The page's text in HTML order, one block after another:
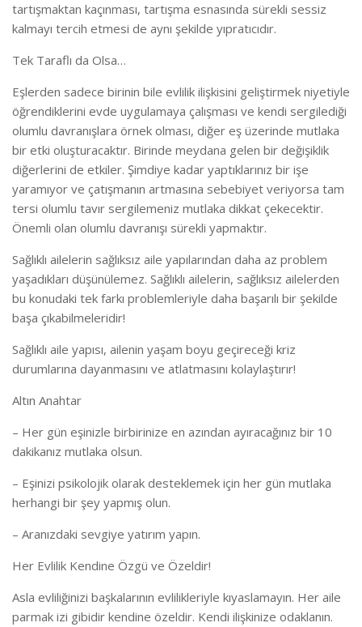
tartışmaktan kaçınması, tartışma esnasında sürekli sessiz
kalmayı tercih etmesi de aynı şekilde yıpratıcıdır.
Tek Taraflı da Olsa…
Eşlerden sadece birinin bile evlilik ilişkisini geliştirmek niyetiyle
öğrendiklerini evde uygulamaya çalışması ve kendi sergilediği
olumlu davranışlara örnek olması, diğer eş üzerinde mutlaka
bir etki oluşturacaktır. Birinde meydana gelen bir değişiklik
diğerlerini de etkiler. Şimdiye kadar yaptıklarınız bir işe
yaramıyor ve çatışmanın artmasına sebebiyet veriyorsa tam
tersi olumlu tavır sergilemeniz mutlaka dikkat çekecektir.
Önemli olan olumlu davranışı sürekli yapmaktır.
Sağlıklı ailelerin sağlıksız aile yapılarından daha az problem
yaşadıkları düşünülemez. Sağlıklı ailelerin, sağlıksız ailelerden
bu konudaki tek farkı problemleriyle daha başarılı bir şekilde
başa çıkabilmeleridir!
Sağlıklı aile yapısı, ailenin yaşam boyu geçireceği kriz
durumlarına dayanmasını ve atlatmasını kolaylaştırır!
Altın Anahtar
– Her gün eşinizle birbirinize en azından ayıracağınız bir 10
dakikanız mutlaka olsun.
– Eşinizi psikolojik olarak desteklemek için her gün mutlaka
herhangi bir şey yapmış olun.
– Aranızdaki sevgiye yatırım yapın.
Her Evlilik Kendine Özgü ve Özeldir!
Asla evliliğinizi başkalarının evlilikleriyle kıyaslamayın. Her aile
parmak izi gibidir kendine özeldir. Kendi ilişkinize odaklanın.